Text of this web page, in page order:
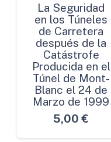
La Seguridad
en los Túneles
de Carretera
después de la
Catástrofe
Producida en el
Túnel de Mont-
Blanc el 24 de
Marzo de 1999
5,00 €